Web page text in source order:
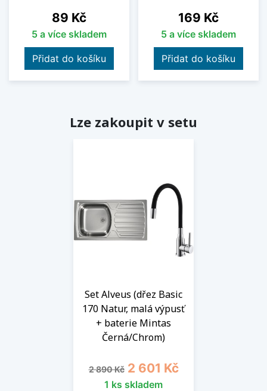
Cena
89 Kč
5 a více skladem
Přidat do košíku
Cena
169 Kč
5 a více skladem
Přidat do košíku
Lze zakoupit v setu
Set Alveus (dřez Basic
170 Natur, malá výpusť
+ baterie Mintas
Černá/Chrom)
Běžná cena
2 890 Kč Cena
2 601 Kč
1 ks skladem